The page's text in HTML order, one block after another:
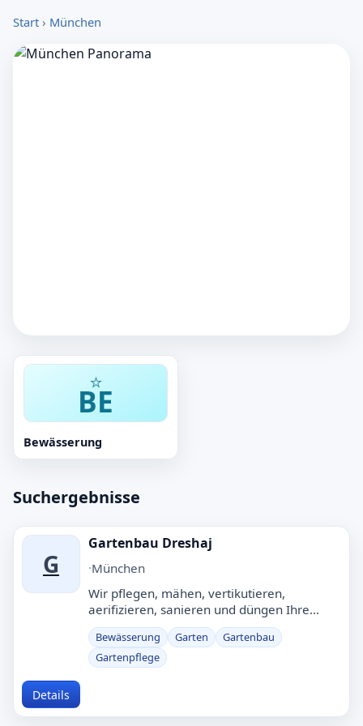
Start › München
Gartenbau in München
Schnell finden · Eintrag kostenlos · Manuell
Wo?
Suchen
Bewässerung
Suchergebnisse
G
Gartenbau Dreshaj
·München
Wir pflegen, mähen, vertikutieren,
aerifizieren, sanieren und düngen Ihre
Rasenflächen, damit Ihr grüner Teppich
perfekt gepflegt ist.
Bewässerung Garten
Gartenbau
Gartenpflege
Details